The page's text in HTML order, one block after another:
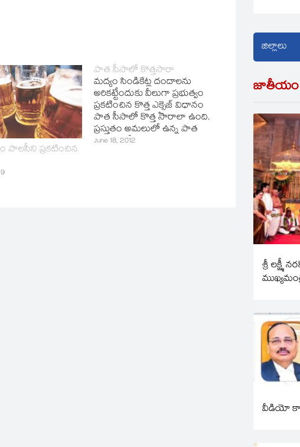
పాలసీని ప్రకటించిన
పాత సీసాలో కొత్తసారా
మద్యం సిండికేట్ల దందాలను
అరికట్టేందుకు వీలుగా ప్రభుత్వం
ప్రకటించిన కొత్త ఎక్సైజ్‌ విధానం
పాత సీసాలో కొత్త సారాలా ఉంది.
ప్రస్తుతం అమలులో ఉన్న పాత
విధానంలో లొసుగులను
June 18, 2012
జాతీయం
శ్రీ లక్ష్మీ
వీడియో